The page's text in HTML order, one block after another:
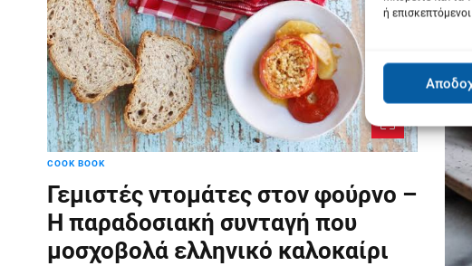
ή
COOK BOOK
Γεμιστές ντομάτες στον φούρνο –
Η παραδοσιακή συνταγή που
μοσχοβολά ελληνικό καλοκαίρι